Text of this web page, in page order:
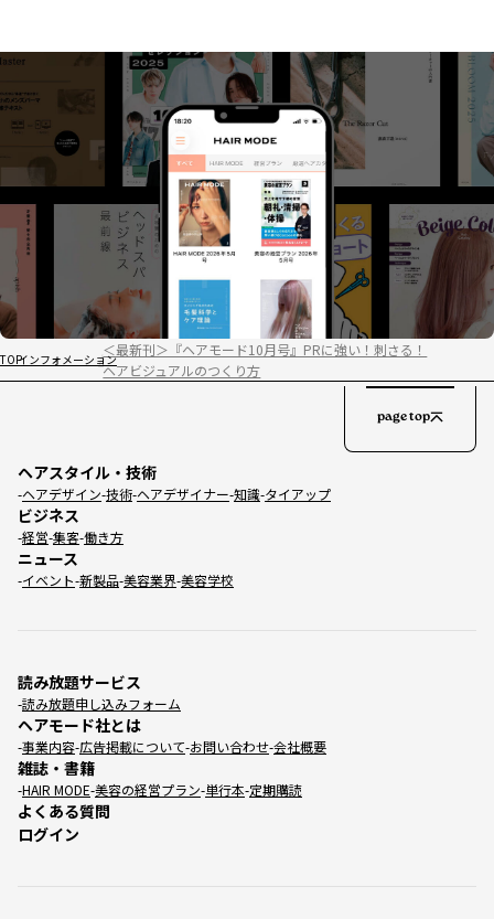
TOPインフォメーション
＜最新刊＞『ヘアモード10月号』PRに強い！刺さる！
ヘアビジュアルのつくり方
ヘアスタイル・技術
ヘアデザイン 技術 ヘアデザイナー 知識 タイアップ
ビジネス
経営 集客 働き方
ニュース
イベント 新製品 美容業界 美容学校
読み放題サービス
読み放題申し込みフォーム
ヘアモード社とは
事業内容 広告掲載について お問い合わせ 会社概要
雑誌・書籍
HAIR MODE 美容の経営プラン 単行本 定期購読
よくある質問
ログイン
page top